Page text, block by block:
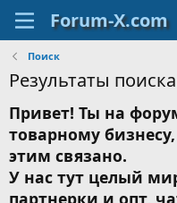
Поиск
Результаты поиска
Привет! Ты на
товарному
этим связано.
У нас тут целый
партнерки и опт,